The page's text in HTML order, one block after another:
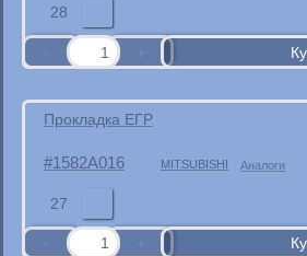
28
Прокладка ЕГР
1582A016 MITSUBISHI Аналоги
27